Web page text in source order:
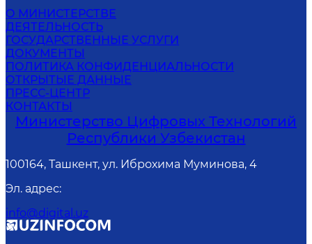
О МИНИСТЕРСТВЕ
ДЕЯТЕЛЬНОСТЬ
ГОСУДАРСТВЕННЫЕ УСЛУГИ
ДОКУМЕНТЫ
ПОЛИТИКА КОНФИДЕНЦИАЛЬНОСТИ
ОТКРЫТЫЕ ДАННЫЕ
ПРЕСС-ЦЕНТР
КОНТАКТЫ
Министерство Цифровых Технологий
Республики Узбекистан
100164, Ташкент, ул. Иброхима Муминова, 4
Эл. адрес:
info@digital.uz